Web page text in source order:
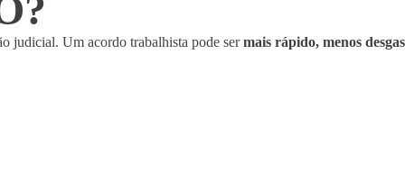
judicial. Um acordo trabalhista pode sermais rápido, menos